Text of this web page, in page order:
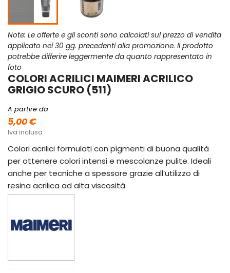
Note: Le offerte e gli sconti sono calcolati sul prezzo di vendita
applicato nei 30 gg. precedenti alla promozione. Il prodotto
potrebbe differire leggermente da quanto rappresentato in
foto
COLORI ACRILICI MAIMERI ACRILICO
GRIGIO SCURO (511)
A partire da
5,00 €
Iva inclusa
Colori acrilici formulati con pigmenti di buona qualità
per ottenere colori intensi e mescolanze pulite. Ideali
anche per tecniche a spessore grazie all’utilizzo di
resina acrilica ad alta viscosità.